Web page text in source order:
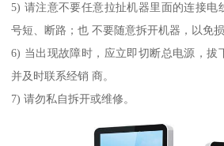
5) 请注意不要任意拉扯机器里面的连接电
号短、断路；也 不要随意拆开机器，以免损
6) 当出现故障时，应立即切断总电源，拔
并及时联系经销 商。
7) 请勿私自拆开或维修。